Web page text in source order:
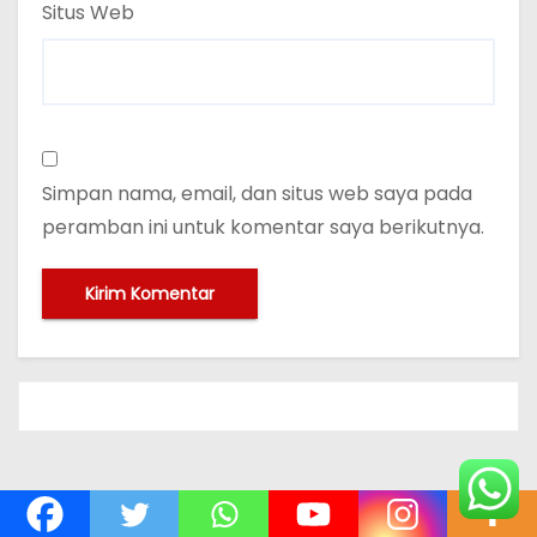
Situs Web
Simpan nama, email, dan situs web saya pada
peramban ini untuk komentar saya berikutnya.